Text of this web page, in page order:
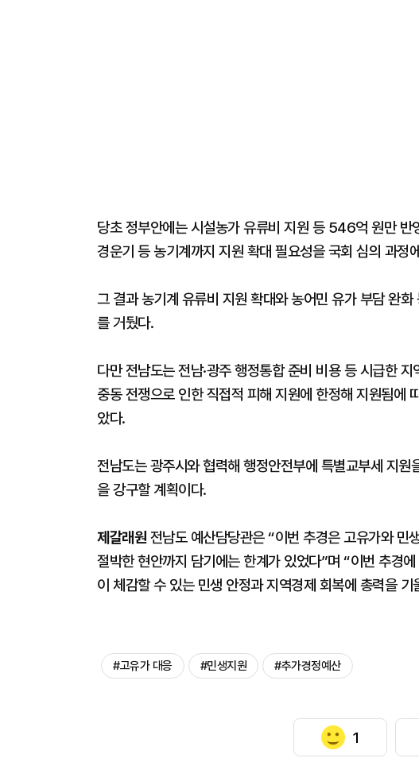
당초 정부안에는 시설농가 유류비 지원 등 546억 원만 반
경운기 등 농기계까지 지원 확대 필요성을 국회 심의 과정
그 결과 농기계 유류비 지원 확대와 농어민 유가 부담 완
를 거뒀다.
다만 전남도는 전남·광주 행정통합 준비 비용 등 시급한
중동 전쟁으로 인한 직접적 피해 지원에 한정해 지원됨에
았다.
전남도는 광주시와 협력해 행정안전부에 특별교부세 지
을 강구할 계획이다.
제갈래원전남도 예산담당관은 “이번 추경은 고유가와 민
절박한 현안까지 담기에는 한계가 있었다”며 “이번 추경
이 체감할 수 있는 민생 안정과 지역경제 회복에 총력을
#고유가 대응 #민생지원 #추가경정예산
1